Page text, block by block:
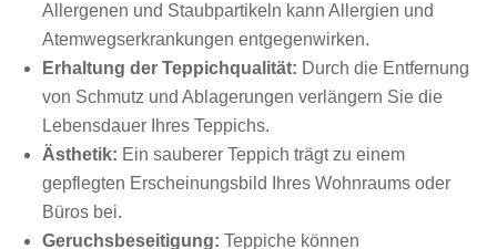
Allergenen und Staubpartikeln kann Allergien und
Atemwegserkrankungen entgegenwirken.
Erhaltung der Teppichqualität: Durch die Entfernung
von Schmutz und Ablagerungen verlängern Sie die
Lebensdauer Ihres Teppichs.
Ästhetik: Ein sauberer Teppich trägt zu einem
gepflegten Erscheinungsbild Ihres Wohnraums oder
Büros bei.
Geruchsbeseitigung: Teppiche können